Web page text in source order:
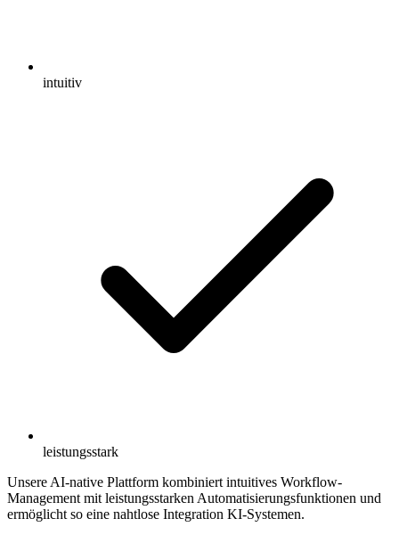
intuitiv
leistungsstark
Unsere AI-native Plattform kombiniert intuitives Workflow-
Management mit leistungsstarken Automatisierungsfunktionen und
ermöglicht so eine nahtlose Integration KI-Systemen.